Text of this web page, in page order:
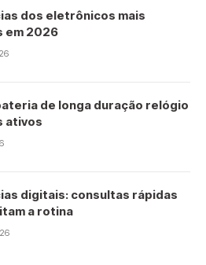
dos eletrônicos mais
em 2026
de longa duração relógio
ativos
digitais: consultas rápidas
a rotina